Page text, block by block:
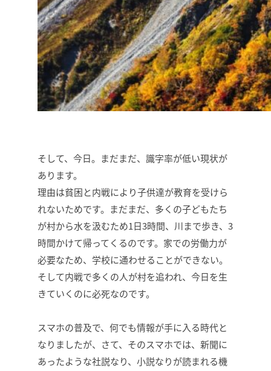
そして、今日。まだまだ、識字率が低い現状が
あります。
理由は貧困と内戦により子供達が教育を受けら
れないためです。まだまだ、多くの子どもたち
が村から水を汲むため1日3時間、川まで歩き、3
時間かけて帰ってくるのです。家での労働力が
必要なため、学校に通わせることができない。
そして内戦で多くの人が村を追われ、今日を生
きていくのに必死なのです。
スマホの普及で、何でも情報が手に入る時代と
なりましたが、さて、そのスマホでは、新聞に
あったような社説なり、小説なりが読まれる機